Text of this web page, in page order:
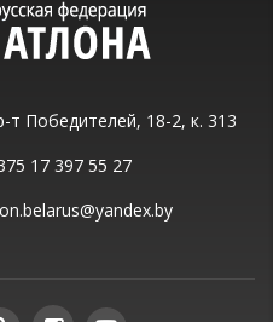
т Победителей, 18-2, к. 313
17 397 55 27